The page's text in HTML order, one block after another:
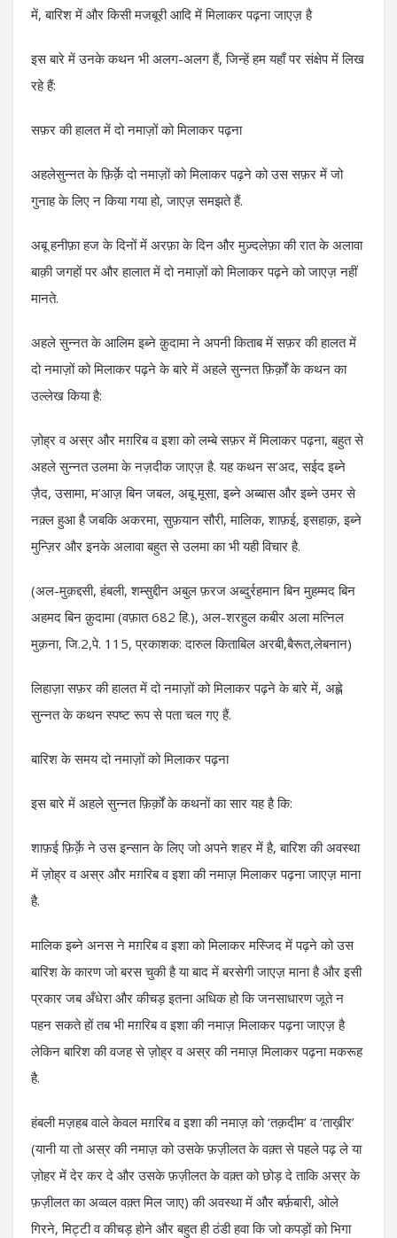
में, बारिश में और किसी मजबूरी आदि में मिलाकर पढ़ना जाएज़ है
इस बारे में उनके कथन भी अलग-अलग हैं, जिन्हें हम यहाँ पर संक्षेप में लिख
रहे हैं:
सफ़र की हालत में दो नमाज़ों को मिलाकर पढ़ना
अहलेसुन्नत के फ़िर्क़े दो नमाज़ों को मिलाकर पढ़ने को उस सफ़र में जो
गुनाह के लिए न किया गया हो, जाएज़ समझते हैं.
अबू हनीफ़ा हज के दिनों में अरफ़ा के दिन और मुज़्दलेफ़ा की रात के अलावा
बाक़ी जगहों पर और हालात में दो नमाज़ों को मिलाकर पढ़ने को जाएज़ नहीं
मानते.
अहले सुन्नत के आलिम इब्ने क़ुदामा ने अपनी किताब में सफ़र की हालत में
दो नमाज़ों को मिलाकर पढ़ने के बारे में अहले सुन्नत फ़िर्क़ों के कथन का
उल्लेख किया है:
ज़ोह्र व अस्र और मग़रिब व इशा को लम्बे सफ़र में मिलाकर पढ़ना, बहुत से
अहले सुन्नत उलमा के नज़दीक जाएज़ है. यह कथन स’अद, सईद इब्ने
ज़ैद, उसामा, म’आज़ बिन जबल, अबू मूसा, इब्ने अब्बास और इब्ने उमर से
नक़्ल हुआ है जबकि अकरमा, सुफ़यान सौरी, मालिक, शाफ़ई, इसहाक़, इब्ने
मुन्ज़िर और इनके अलावा बहुत से उलमा का भी यही विचार है.
(अल-मुक़द्दसी, हंबली, शम्सुद्दीन अबुल फ़रज अब्दुर्रहमान बिन मुहम्मद बिन
अहमद बिन क़ुदामा (वफ़ात 682 हि.), अल-शरहुल कबीर अला मत्निल
मुक़ना, जि.2,पे. 115, प्रकाशक: दारुल किताबिल अरबी,बैरूत,लेबनान)
लिहाज़ा सफ़र की हालत में दो नमाज़ों को मिलाकर पढ़ने के बारे में, अह्ले
सुन्नत के कथन स्पष्ट रूप से पता चल गए हैं.
बारिश के समय दो नमाज़ों को मिलाकर पढ़ना
इस बारे में अहले सुन्नत फ़िर्क़ों के कथनों का सार यह है कि:
शाफ़ई फ़िर्क़े ने उस इन्सान के लिए जो अपने शहर में है, बारिश की अवस्था
में ज़ोह्र व अस्र और मग़रिब व इशा की नमाज़ मिलाकर पढ़ना जाएज़ माना
है.
मालिक इब्ने अनस ने मग़रिब व इशा को मिलाकर मस्जिद में पढ़ने को उस
बारिश के कारण जो बरस चुकी है या बाद में बरसेगी जाएज़ माना है और इसी
प्रकार जब अँधेरा और कीचड़ इतना अधिक हो कि जनसाधारण जूते न
पहन सकते हों तब भी मग़रिब व इशा की नमाज़ मिलाकर पढ़ना जाएज़ है
लेकिन बारिश की वजह से ज़ोह्र व अस्र की नमाज़ मिलाकर पढ़ना मकरूह
है.
हंबली मज़हब वाले केवल मग़रिब व इशा की नमाज़ को ‘तक़दीम’ व ‘ताख़ीर’
(यानी या तो अस्र की नमाज़ को उसके फ़ज़ीलत के वक़्त से पहले पढ़ ले या
ज़ोहर में देर कर दे और उसके फ़ज़ीलत के वक़्त को छोड़ दे ताकि अस्र के
फ़ज़ीलत का अव्वल वक़्त मिल जाए) की अवस्था में और बर्फ़बारी, ओले
गिरने, मिट्टी व कीचड़ होने और बहुत ही ठंडी हवा कि जो कपड़ों को भिगा